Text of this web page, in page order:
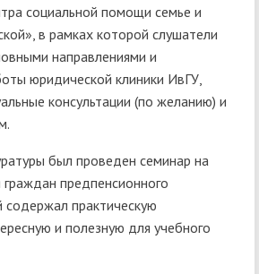
социальной помощи семье и
в рамках которой слушатели
направлениями и
юридической клиники ИвГУ,
консультации (по желанию) и
был проведен семинар на
граждан предпенсионного
содержал практическую
и полезную для учебного